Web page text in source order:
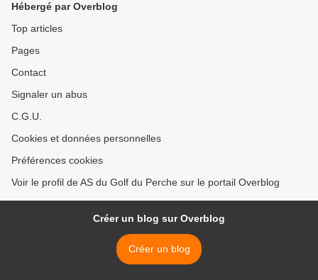
Hébergé par Overblog
Top articles
Pages
Contact
Signaler un abus
C.G.U.
Cookies et données personnelles
Préférences cookies
Voir le profil de AS du Golf du Perche sur le portail Overblog
Créer un blog sur Overblog
Créer un blog